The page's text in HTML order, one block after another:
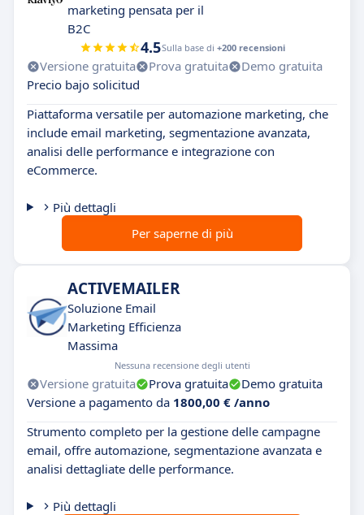
marketing pensata per il
B2C
4.5Sulla base di +200 recensioni
Versione gratuita Prova gratuita
Demo gratuita
Precio bajo solicitud
Piattaforma versatile per automazione marketing, che
include email marketing, segmentazione avanzata,
analisi delle performance e integrazione con
eCommerce.
Più dettagli
Per saperne di più
ACTIVEMAILER
Soluzione Email
Marketing Efficienza
Massima
Nessuna recensione degli utenti
Versione gratuita Prova gratuita
Demo gratuita
Versione a pagamento da 1800,00 € /anno
Strumento completo per la gestione delle campagne
email, offre automazione, segmentazione avanzata e
analisi dettagliate delle performance.
Più dettagli